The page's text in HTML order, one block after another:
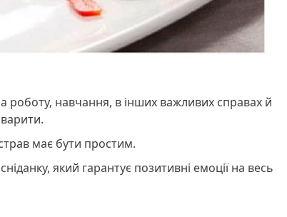
навчання, в інших важливих справах й
має бути простим.
який гарантує позитивні емоції на весь